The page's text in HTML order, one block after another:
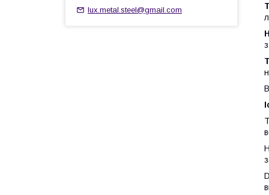
lux.metal.steel@gmail.com